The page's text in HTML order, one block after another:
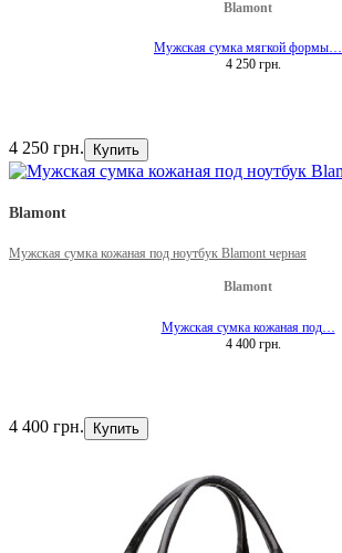
Blamont
Мужская сумка мягкой формы…
4 250 грн.
4 250 грн. Купить
Blamont
Мужская сумка кожаная под ноутбук Blamont черная
Blamont
Мужская сумка кожаная под…
4 400 грн.
4 400 грн. Купить